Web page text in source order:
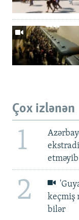
Çox izlənən
1
etməyib
2
keçmiş
bilər